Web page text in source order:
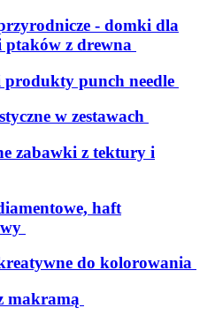
- domki dla
ptaków z drewna
produkty punch needle
w zestawach
zabawki z tektury i
haft
do kolorowania
makramą